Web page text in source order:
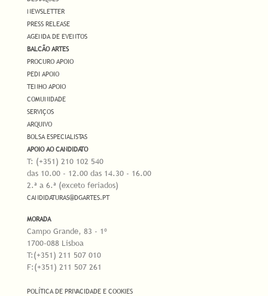
NEWSLETTER
PRESS RELEASE
AGENDA DE EVENTOS
BALCÃO ARTES
PROCURO APOIO
PEDI APOIO
TENHO APOIO
COMUNIDADE
SERVIÇOS
ARQUIVO
BOLSA ESPECIALISTAS
APOIO AO CANDIDATO
T: (+351) 210 102 540
das 10.00 - 12.00 das 14.30 - 16.00
2.ª a 6.ª (exceto feriados)
CANDIDATURAS@DGARTES.PT
MORADA
Campo Grande, 83 - 1º
1700-088 Lisboa
T:(+351) 211 507 010
F:(+351) 211 507 261
POLÍTICA DE PRIVACIDADE E COOKIES